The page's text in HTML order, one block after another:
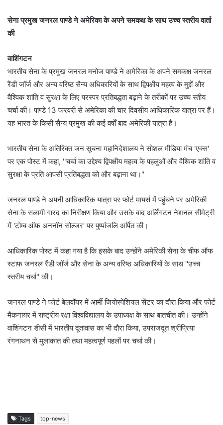
सेना प्रमुख जनरल पाण्डे ने अमेरिका के अपने समकक्ष के साथ उच्च स्तरीय वार्ता
की
वाशिंगटन
भारतीय सेना के प्रमुख जनरल मनोज पाण्डे ने अमेरिका के अपने समकक्ष जनरल
रैंडी जॉर्ज और अन्य वरिष्ठ सैन्य अधिकारियों के साथ द्विपक्षीय महत्व के मुद्दों और
वैश्विक शांति व सुरक्षा के लिए परस्पर प्रतिबद्धता बढ़ाने के तरीकों पर उच्च स्तीय
चर्चा की। पाण्डे 13 फरवरी से अमेरिका की चार दिवसीय आधिकारिक यात्रा पर हैं।
यह भारत के किसी सैन्य प्रमुख की कई वर्षों बाद अमेरिकी यात्रा है।
भारतीय सेना के अतिरिक्त जन सूचना महानिदेशालय ने सोशल मीडिया मंच 'एक्स'
पर एक पोस्ट में कहा, ''चर्चा का उद्देश्य द्विपक्षीय महत्व के पहलुओं और वैश्विक शांति व
सुरक्षा के प्रति आपसी प्रतिबद्धता को और बढ़ाना था।''
जनरल पाण्डे ने अपनी आधिकारिक यात्रा पर फोर्ट मायर्स में पहुंचने पर अमेरिकी
सेना के सलामी गारद का निरीक्षण किया और उसके बाद अर्लिंगटन नेशनल सीमेट्री
में 'टोम्ब ऑफ अननॉन सोल्जर' पर पुष्पांजलि अर्पित की।
आधिकारिक पोस्ट में कहा गया है कि इसके बाद उन्होंने अमेरिकी सेना के चीफ ऑफ
स्टाफ जनरल रैंडी जॉर्ज और सेना के अन्य वरिष्ठ अधिकारियों के साथ ''उच्च
स्तरीय चर्चा'' की।
जनरल पाण्डे ने फोर्ट बेलवॉयर में आर्मी जियोस्पेशियल सेंटर का दौरा किया और फोर्ट
मैकनायर में राष्ट्रीय रक्षा विश्वविद्यालय के उपाध्यक्ष के साथ बातचीत की। उन्होंने
वाशिंगटन डीसी में भारतीय दूतावास का भी दौरा किया, उपराजदूत श्रीप्रिया
रंगनाथन से मुलाकात की तथा महत्वपूर्ण पहलों पर चर्चा की।
Tags top-news